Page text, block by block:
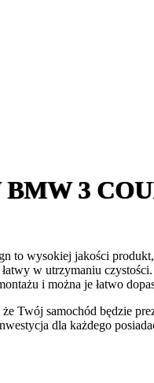
3
to wysokiej jakości
w utrzymaniu
i można je łatwo
Twój samochód będzie
dla każdego